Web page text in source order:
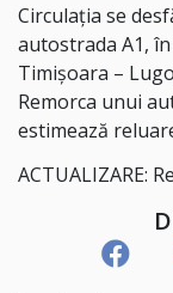
Circulația se
autostrada A1,
Timişoara –
Remorca unui
estimează
ACTUALIZARE: